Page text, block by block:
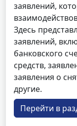
заявлений,
Здесь
заявлений,
банковского
средств,
заявления о
другие.
Перейти в